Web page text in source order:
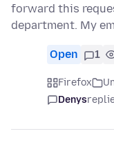
forward this
department. My
Open 1
Firefox
Denys